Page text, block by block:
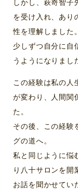
しかし、萩嵜智子
を受け入れ、あり
性を理解しました。
少しずつ自分に自
うようになりまし
この経験は私の人
が変わり、人間関
た。
その後、この経験
グの道へ。
私と同じように悩
り八十サロンを開
お話を聞かせてい